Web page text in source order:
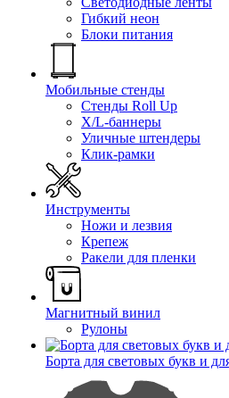
Гибкий неон
Блоки питания
Мобильные стенды
Стенды Roll Up
X/L-баннеры
Уличные штендеры
Клик-рамки
Инструменты
Ножи и лезвия
Крепеж
Ракели для пленки
Магнитный винил
Рулоны
Борта для световых букв и